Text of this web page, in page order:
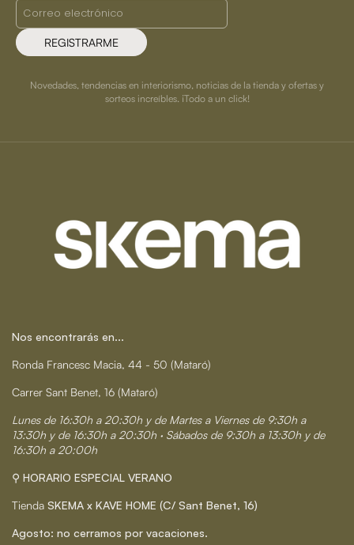
REGISTRARME
Novedades, tendencias en interiorismo, noticias de la tienda y ofertas y
sorteos increíbles. ¡Todo a un click!
Nos encontrarás en...
Ronda Francesc Macia, 44 - 50 (Mataró)
Carrer Sant Benet, 16 (Mataró)
Lunes de 16:30h a 20:30h y de Martes a Viernes de 9:30h a
13:30h y de 16:30h a 20:30h · Sábados de 9:30h a 13:30h y de
16:30h a 20:00h
⚲ HORARIO ESPECIAL VERANO
Tienda SKEMA x KAVE HOME (C/ Sant Benet, 16)
Agosto: no cerramos por vacaciones.